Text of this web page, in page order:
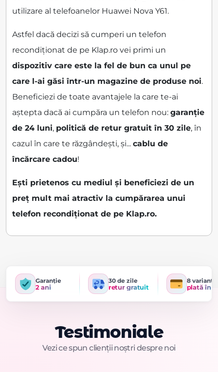
utilizare al telefoanelor Huawei Nova Y61.
Astfel dacă decizi să cumperi un telefon
recondiționat de pe Klap.ro vei primi un
dispozitiv care este la fel de bun ca unul pe
care l-ai găsi într-un magazine de produse noi.
Beneficiezi de toate avantajele la care te-ai
aștepta dacă ai cumpăra un telefon nou: garanție
de 24 luni, politică de retur gratuit în 30 zile, în
cazul în care te răzgândești, și... cablu de
încărcare cadou!
Ești prietenos cu mediul și beneficiezi de un
preț mult mai atractiv la cumpărarea unui
telefon recondiționat de pe Klap.ro.
Garanție
2 ani
30 de zile
retur gratuit
8 variante
plată în
Testimoniale
Vezi ce spun clienții noștri despre noi